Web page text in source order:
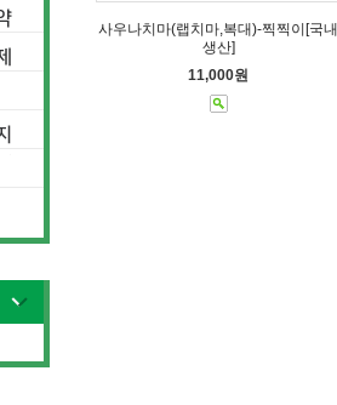
사우나치마(랩치마,복대)-찍찍이[국내
생산]
11,000원